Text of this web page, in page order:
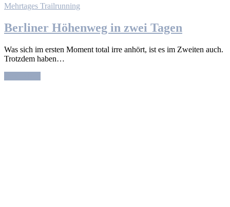
Mehrtages Trailrunning
Berliner Höhenweg in zwei Tagen
Was sich im ersten Moment total irre anhört, ist es im Zweiten auch.
Trotzdem haben…